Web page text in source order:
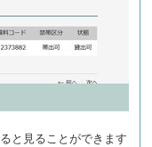
見ることができます